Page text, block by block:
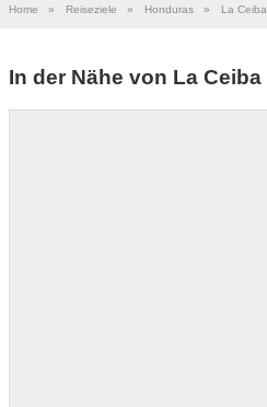
Home » Reiseziele » Honduras » La Ceiba
In der Nähe von La Ceiba